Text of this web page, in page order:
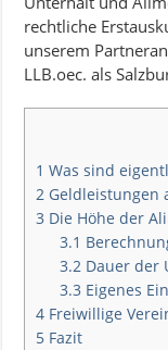
rechtliche
unserem
LLB.oec. als
1 Was sind
2 Geldleistungen
3 Die Höhe der
3.1
3.2Dauer der
3.3 Eigenes
4 Freiwillige
5 Fazit